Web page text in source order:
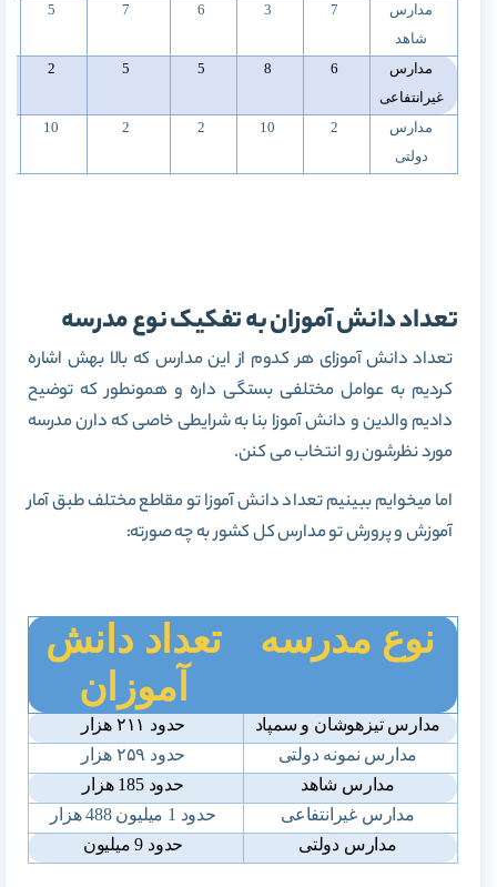
مدارس
شاهد
7
3
6
7
5
مدارس
غیرانتفاعی
6
8
5
5
2
مدارس
دولتی
2
10
2
2
10
تعداد دانش آموزان به تفکیک نوع مدرسه
تعداد دانش آموزای هر کدوم از این مدارس که بالا بهش اشاره
کردیم به عوامل مختلفی بستگی داره و همونطور که توضیح
دادیم والدین و دانش آموزا بنا به شرایطی خاصی که دارن مدرسه
مورد نظرشون رو انتخاب می کنن.
اما میخوایم ببینیم تعداد دانش آموزا تو مقاطع مختلف طبق آمار
آموزش و پرورش تو مدارس کل کشور به چه صورته:
نوع مدرسه
تعداد دانش
آموزان
مدارس تیزهوشان و سمپاد
حدود ۲۱۱ هزار
مدارس نمونه دولتی
حدود ۲۵۹ هزار
مدارس شاهد
حدود 185 هزار
مدارس غیرانتفاعی
حدود 1 میلیون 488 هزار
مدارس دولتی
حدود 9 میلیون